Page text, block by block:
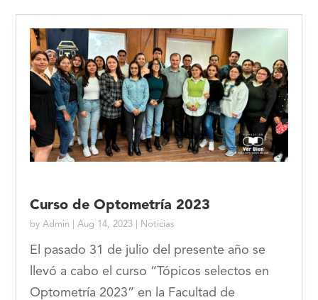
Curso de Optometría 2023
byAdmin |Aug 14, 2023 Noticias
El pasado 31 de julio del presente año se
llevó a cabo el curso “Tópicos selectos en
Optometría 2023” en la Facultad de